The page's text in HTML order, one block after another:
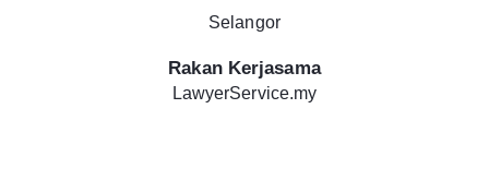
Selangor
Rakan Kerjasama
LawyerService.my